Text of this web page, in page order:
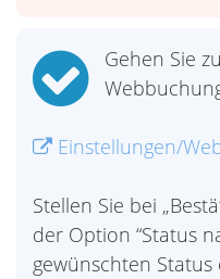
Gehen Sie
Einstellungen/
Stellen Sie bei
der Option “Status
gewünschten Status